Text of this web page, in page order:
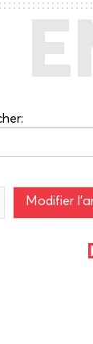
Modifier